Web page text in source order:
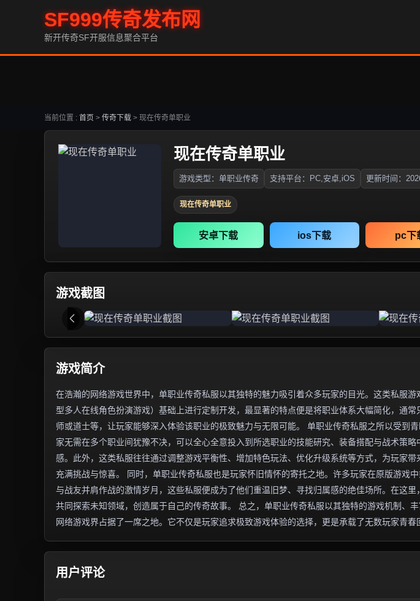
SF999传奇发布网
新开传奇SF开服信息聚合平台
当前位置 : 首页 > 传奇下载 > 现在传奇单职业
现在传奇单职业
游戏类型：单职业传奇 支持平台：PC,安卓,iOS 更新时间：
现在传奇单职业
安卓下载 ios下载 pc下
游戏截图
游戏简介
在浩瀚的网络游戏世界中，单职业传奇私服以其独特的魅力吸引着众多玩家的目光。这类私服
型多人在线角色扮演游戏）基础上进行定制开发，最显著的特点便是将职业体系大幅简化，通
师或道士等，让玩家能够深入体验该职业的极致魅力与无限可能。 单职业传奇私服之所以受到
家无需在多个职业间犹豫不决，可以全心全意投入到所选职业的技能研究、装备搭配与战术策
感。此外，这类私服往往通过调整游戏平衡性、增加特色玩法、优化升级系统等方式，为玩家
充满挑战与惊喜。 同时，单职业传奇私服也是玩家怀旧情怀的寄托之地。许多玩家在原版游戏
与战友并肩作战的激情岁月，这些私服便成为了他们重温旧梦、寻找归属感的绝佳场所。在这
共同探索未知领域，创造属于自己的传奇故事。 总之，单职业传奇私服以其独特的游戏机制、
网络游戏界占据了一席之地。它不仅是玩家追求极致游戏体验的选择，更是承载了无数玩家青春
用户评论